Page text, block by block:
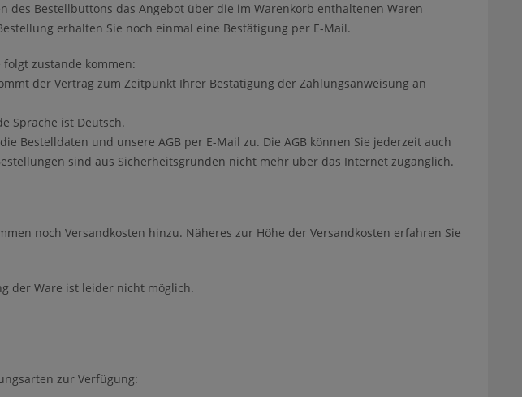
des Bestellbuttons das Angebot über die im Warenkorb enthaltenen Waren
erhalten Sie noch einmal eine Bestätigung per E-Mail.
zustande kommen:
der Vertrag zum Zeitpunkt Ihrer Bestätigung der Zahlungsanweisung an
Sprache ist Deutsch.
Bestelldaten und unsere AGB per E-Mail zu. Die AGB können Sie jederzeit auch
sind aus Sicherheitsgründen nicht mehr über das Internet zugänglich.
noch Versandkosten hinzu. Näheres zur Höhe der Versandkosten erfahren Sie
der Ware ist leider nicht möglich.
zur Verfügung: